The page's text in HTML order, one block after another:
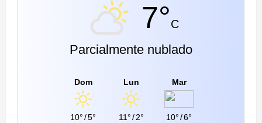
7°C
Parcialmente nublado
Dom
10°/5°
Lun
11°/2°
Mar
10°/6°